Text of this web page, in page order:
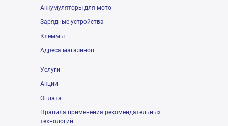
Аккумуляторы для мото
Зарядные устройства
Клеммы
Адреса магазинов
Услуги
Акции
Оплата
Правила применения рекомендательных
технологий